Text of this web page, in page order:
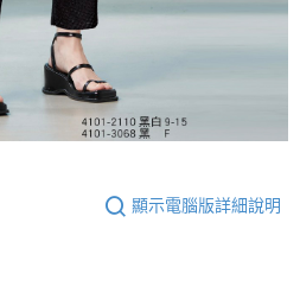
顯示電腦版詳細說明